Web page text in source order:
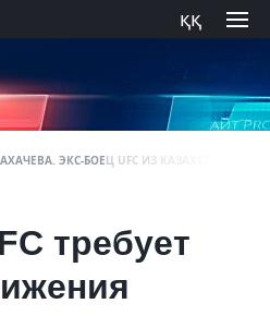
ққ
ЭКС-БОЕЦ UFC ИЗ КАЗАХСТАНА
требует